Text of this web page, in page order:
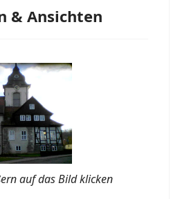
& Ansichten
auf das Bild klicken